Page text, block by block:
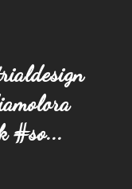
#so...